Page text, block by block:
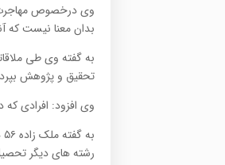
وی درخصوص مهاجرت
بدان معنا نیست که
به گفته وی طی
تحقیق و پژوهش
وی افزود: افرادی که
به گفته ملک زاده ۵۶ هزار دانشجوی
رشته های دیگر